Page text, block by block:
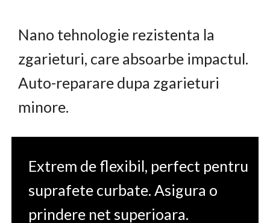
Nano tehnologie rezistenta la
zgarieturi, care absoarbe impactul.
Auto-reparare dupa zgarieturi
minore.
Extrem de flexibil, perfect pentru
suprafete curbate. Asigura o
prindere net superioara.